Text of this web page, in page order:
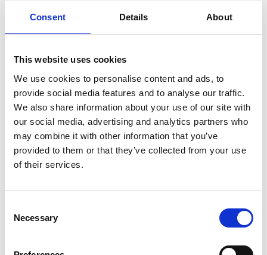
Consent Details About
This website uses cookies
We use cookies to personalise content and ads, to
provide social media features and to analyse our traffic.
We also share information about your use of our site with
our social media, advertising and analytics partners who
may combine it with other information that you’ve
provided to them or that they’ve collected from your use
of their services.
Selection
Necessary
kokous maanantaina
9.12.2024 klo 10
3.12.2024
Kokous pidetään Monitoimikeskus Virtaala, Koulutie 4,
Ristijärvi
Esityslista luettavissa osoitteessa
www.kainuunliitto.fi>Päätöksenteko>Kokousasiakirjat.
-kanavalta.
Kokouksen tarkastettu pöytäkirja julkaistaan Kainuun liiton